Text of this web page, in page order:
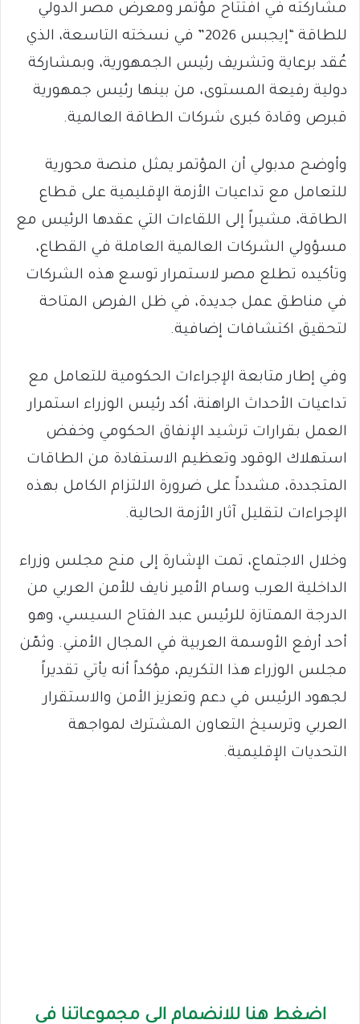
مشاركته في افتتاح مؤتمر ومعرض مصر الدولي
للطاقة “إيجبس 2026” في نسخته التاسعة، الذي
عُقد برعاية وتشريف رئيس الجمهورية، وبمشاركة
دولية رفيعة المستوى، من بينها رئيس جمهورية
قبرص وقادة كبرى شركات الطاقة العالمية.
وأوضح مدبولي أن المؤتمر يمثل منصة محورية
للتعامل مع تداعيات الأزمة الإقليمية على قطاع
الطاقة، مشيراً إلى اللقاءات التي عقدها الرئيس مع
مسؤولي الشركات العالمية العاملة في القطاع،
وتأكيده تطلع مصر لاستمرار توسع هذه الشركات
في مناطق عمل جديدة، في ظل الفرص المتاحة
لتحقيق اكتشافات إضافية.
وفي إطار متابعة الإجراءات الحكومية للتعامل مع
تداعيات الأحداث الراهنة، أكد رئيس الوزراء استمرار
العمل بقرارات ترشيد الإنفاق الحكومي وخفض
استهلاك الوقود وتعظيم الاستفادة من الطاقات
المتجددة، مشدداً على ضرورة الالتزام الكامل بهذه
الإجراءات لتقليل آثار الأزمة الحالية.
وخلال الاجتماع، تمت الإشارة إلى منح مجلس وزراء
الداخلية العرب وسام الأمير نايف للأمن العربي من
الدرجة الممتازة للرئيس عبد الفتاح السيسي، وهو
أحد أرفع الأوسمة العربية في المجال الأمني. وثمّن
مجلس الوزراء هذا التكريم، مؤكداً أنه يأتي تقديراً
لجهود الرئيس في دعم وتعزيز الأمن والاستقرار
العربي وترسيخ التعاون المشترك لمواجهة
التحديات الإقليمية.
اضغط هنا للانضمام الى مجموعاتنا في